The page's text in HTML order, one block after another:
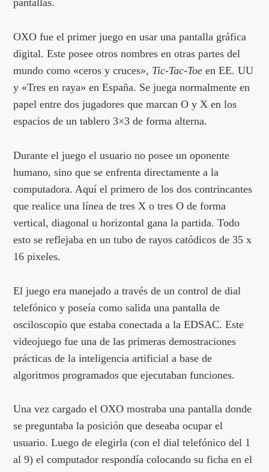
pantallas.
OXO fue el primer juego en usar una pantalla gráfica
digital. Este posee otros nombres en otras partes del
mundo como «ceros y cruces», Tic-Tac-Toe en EE. UU
y «Tres en raya» en España. Se juega normalmente en
papel entre dos jugadores que marcan O y X en los
espacios de un tablero 3×3 de forma alterna.
Durante el juego el usuario no posee un oponente
humano, sino que se enfrenta directamente a la
computadora. Aquí el primero de los dos contrincantes
que realice una línea de tres X o tres O de forma
vertical, diagonal u horizontal gana la partida. Todo
esto se reflejaba en un tubo de rayos catódicos de 35 x
16 pixeles.
El juego era manejado a través de un control de dial
telefónico y poseía como salida una pantalla de
osciloscopio que estaba conectada a la EDSAC. Este
videojuego fue una de las primeras demostraciones
prácticas de la inteligencia artificial a base de
algoritmos programados que ejecutaban funciones.
Una vez cargado el OXO mostraba una pantalla donde
se preguntaba la posición que deseaba ocupar el
usuario. Luego de elegirla (con el dial telefónico del 1
al 9) el computador respondía colocando su ficha en el